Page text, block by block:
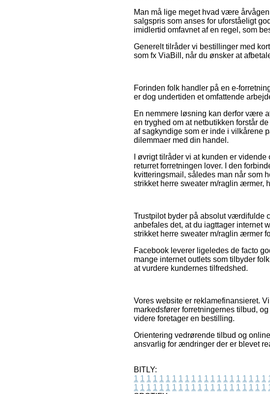
Man må lige meget hvad være
salgspris som anses for uforståeligt
imidlertid omfavnet af en regel, som
Generelt tilråder vi bestillinger med
som fx ViaBill, når du ønsker at
Forinden folk handler på en e-
er dog undertiden et omfattende
En nemmere løsning kan derfor være
en tryghed om at netbutikken forstår
af sagkyndige som er inde i vilkårene
dilemmaer med din handel.
I øvrigt tilråder vi at kunden er
returret forretningen lover. I den
kvitteringsmail, således man når som
strikket herre sweater m/raglin ærmer,
Trustpilot byder på absolut værdifulde
anbefales det, at du iagttager internet
strikket herre sweater m/raglin ærmer
Facebook leverer ligeledes de facto
mange internet outlets som tilbyder
at vurdere kundernes tilfredshed.
Vores website er reklamefinansieret.
markedsfører forretningernes tilbud,
videre foretager en bestilling.
Orientering vedrørende tilbud og
ansvarlig for ændringer der er blevet
BITLY:
1 1 1 1 1 1 1 1 1 1 1 1 1 1 1 1 1 1 1 1 1
1 1 1 1 1 1 1 1 1 1 1 1 1 1 1 1 1 1 1 1 1